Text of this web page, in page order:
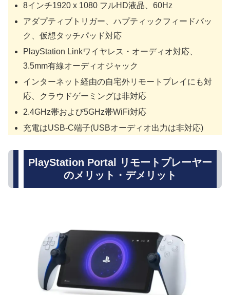
8インチ1920 x 1080 フルHD液晶、60Hz
アダプティブトリガー、ハプティックフィードバッ
ク、仮想タッチパッド対応
PlayStation Linkワイヤレス・オーディオ対応、
3.5mm有線オーディオジャック
インターネット経由の自宅外リモートプレイにも対
応、クラウドゲーミングは非対応
2.4GHz帯および5GHz帯WiFi対応
充電はUSB-C端子(USBオーディオ出力は非対応)
PlayStation Portal リモートプレーヤー
のメリット・デメリット